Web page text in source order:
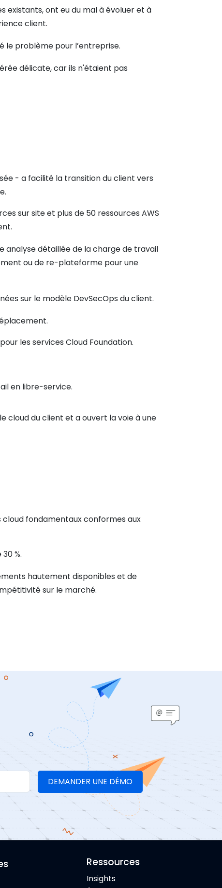
existants, ont eu du mal à évoluer et à
client.
le problème pour l’entreprise.
délicate, car ils n'étaient pas
- a facilité la transition du client vers
sur site et plus de 50 ressources AWS
analyse détaillée de la charge de travail
ou de re-plateforme pour une
sur le modèle DevSecOps du client.
les services Cloud Foundation.
en libre-service.
cloud du client et a ouvert la voie à une
cloud fondamentaux conformes aux
%.
hautement disponibles et de
sur le marché.
Ressources
Insights